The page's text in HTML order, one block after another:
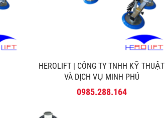
HEROLIFT | CÔNG TY TNHH KỸ THUẬT
VÀ DỊCH VỤ MINH PHÚ
0985.288.164